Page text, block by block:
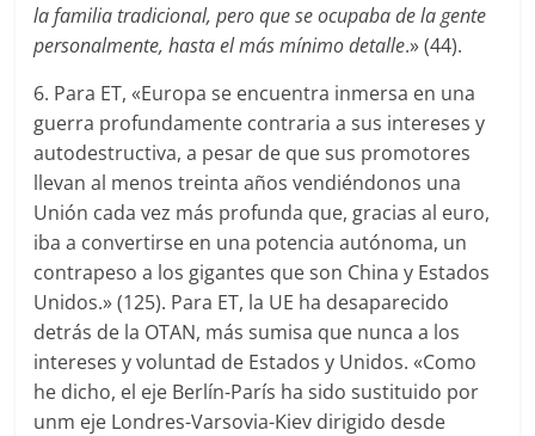
la familia tradicional, pero que se ocupaba de la gente
personalmente, hasta el más mínimo detalle.» (44).
6. Para ET, «Europa se encuentra inmersa en una
guerra profundamente contraria a sus intereses y
autodestructiva, a pesar de que sus promotores
llevan al menos treinta años vendiéndonos una
Unión cada vez más profunda que, gracias al euro,
iba a convertirse en una potencia autónoma, un
contrapeso a los gigantes que son China y Estados
Unidos.» (125). Para ET, la UE ha desaparecido
detrás de la OTAN, más sumisa que nunca a los
intereses y voluntad de Estados y Unidos. «Como
he dicho, el eje Berlín-París ha sido sustituido por
unm eje Londres-Varsovia-Kiev dirigido desde